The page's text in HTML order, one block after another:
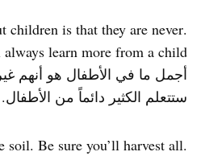
children is that they are never
learn more from a child
أجمل ما في الأطفال هو أنهم
ستتعلم الكثير دائماً من الأطفال.
soil. Be sure you’ll harvest all